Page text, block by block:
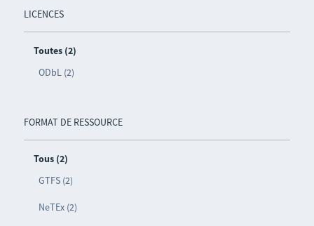
LICENCES
Toutes (2)
ODbL (2)
FORMAT DE RESSOURCE
Tous (2)
GTFS (2)
NeTEx (2)